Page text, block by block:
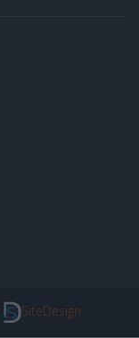
SiteDesign